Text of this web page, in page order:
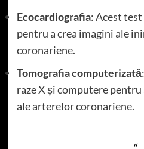
Ecocardiografia: Acest
pentru a crea imagini ale
coronariene.
Tomografia computerizată
raze X și computere
ale arterelor coronariene.